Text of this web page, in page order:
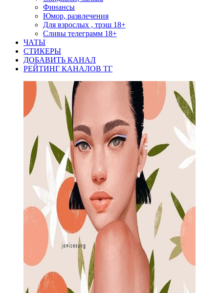
Финансы
Юмор, развлечения
Для взрослых , трэш 18+
Сливы телеграмм 18+
ЧАТЫ
СТИКЕРЫ
ДОБАВИТЬ КАНАЛ
РЕЙТИНГ КАНАЛОВ ТГ